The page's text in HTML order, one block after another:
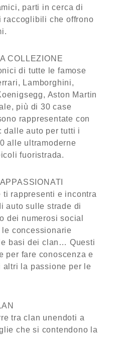
parti in cerca di
raccoglibili che offrono
COLLEZIONE
di tutte le famose
Lamborghini,
Aston Martin
più di 30 case
rappresentate con
dalle auto per tutti i
alle ultramoderne
fuoristrada.
ti rappresenti e incontra
auto sulle strade di
dei numerosi social
concessionarie
basi dei clan… Questi
per fare conoscenza e
altri la passione per le
tra clan unendoti a
che si contendono la